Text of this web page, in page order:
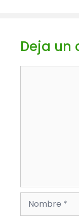
Deja un
Nombre